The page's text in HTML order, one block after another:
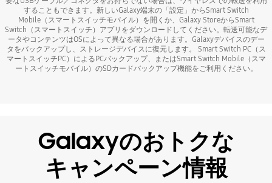
することもできます。新しいGalaxy端末の「設定」からSmart Switch
Mobile（スマートスイッチモバイル）を開くか、Galaxy StoreからSmart
Switch（スマートスイッチ）アプリをダウンロードしてください。転送可能なデ
ータやコンテンツはOSによって異なる場合があります。Galaxyデバイスのデー
タをバックアップし、ストレージデバイスに復元します。 Smart Switch PC（ス
マートスイッチPC）によるPCバックアップ、またはSmart Switch Mobile（スマ
ートスイッチモバイル）のSDカードバックアップ機能をご利用ください。
Galaxyのおトクな
キャンペーン情報